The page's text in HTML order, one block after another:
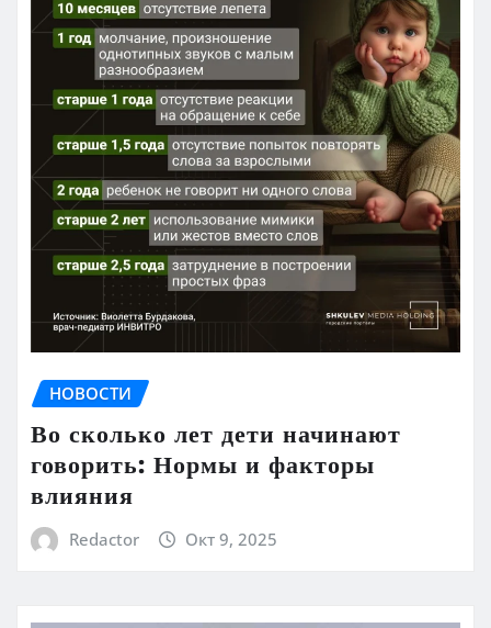
НОВОСТИ
Во сколько лет дети начинают
говорить: Нормы и факторы
влияния
Redactor Окт 9, 2025